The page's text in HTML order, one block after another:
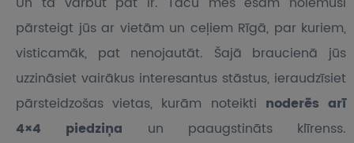
pārsteigt jūs ar vietām un ceļiem Rīgā, par kuriem,
visticamāk, pat nenojautāt. Šajā braucienā jūs
uzzināsiet vairākus interesantus stāstus, ieraudzīsiet
pārsteidzošas vietas, kurām noteikti noderēs arī
4×4 piedziņa un paaugstināts klīrenss.